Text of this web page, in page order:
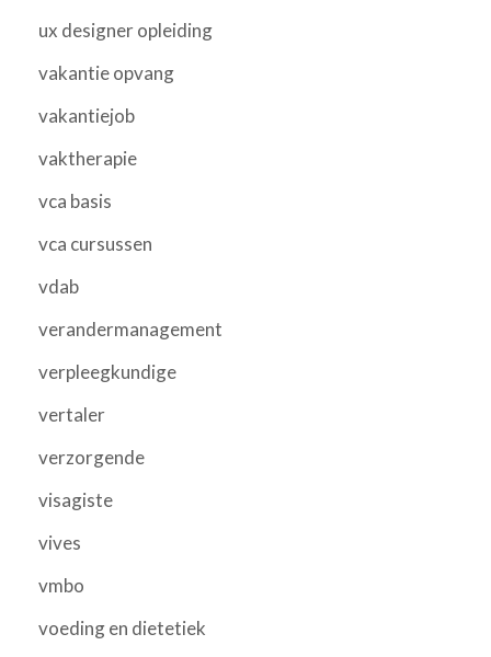
ux designer opleiding
vakantie opvang
vakantiejob
vaktherapie
vca basis
vca cursussen
vdab
verandermanagement
verpleegkundige
vertaler
verzorgende
visagiste
vives
vmbo
voeding en dietetiek